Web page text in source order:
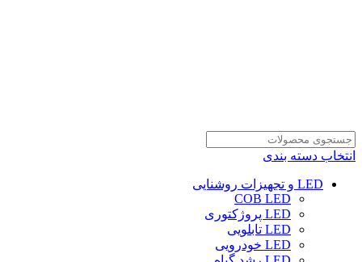
انتخاب دسته بندی
LED و تجهیزات روشنایی
COB LED
LED پروژکتوری
LED تابلویی
LED خودرویی